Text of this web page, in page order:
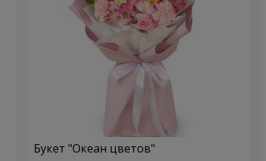
Букет "Океан цветов"